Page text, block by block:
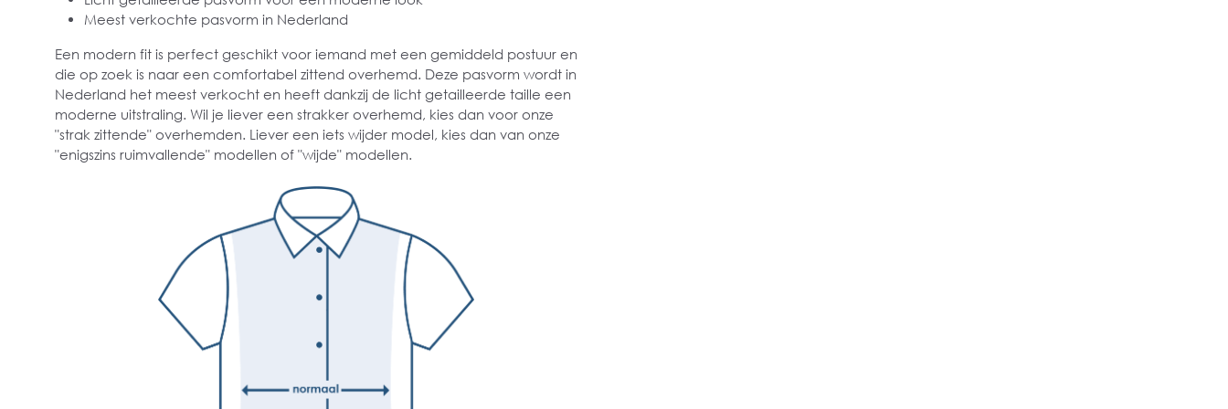
Meest verkochte pasvorm in Nederland
Een modern fit is perfect geschikt voor iemand met een gemiddeld postuur en
die op zoek is naar een comfortabel zittend overhemd. Deze pasvorm wordt in
Nederland het meest verkocht en heeft dankzij de licht getailleerde taille een
moderne uitstraling. Wil je liever een strakker overhemd, kies dan voor onze
"strak zittende" overhemden. Liever een iets wijder model, kies dan van onze
"enigszins ruimvallende" modellen of "wijde" modellen.